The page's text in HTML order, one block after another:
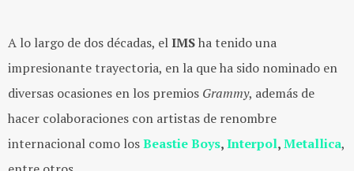
A lo largo de dos décadas, elIMSha tenido una
impresionante trayectoria, en la que ha sido nominado en
diversas ocasiones en los premios Grammy, además de
hacer colaboraciones con artistas de renombre
internacional como losBeastie Boys,Interpol,Metallica,